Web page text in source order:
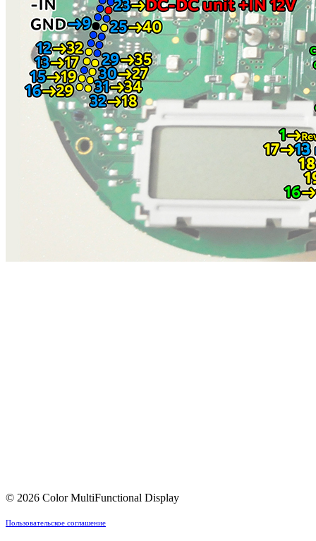
© 2026 Color MultiFunctional Display
Пользовательское соглашение